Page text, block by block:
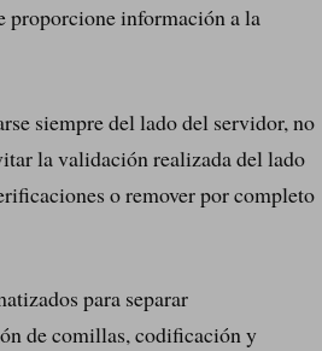
proporcione información a la
siempre del lado del servidor, no
la validación realizada del lado
o remover por completo
para separar
de comillas, codificación y